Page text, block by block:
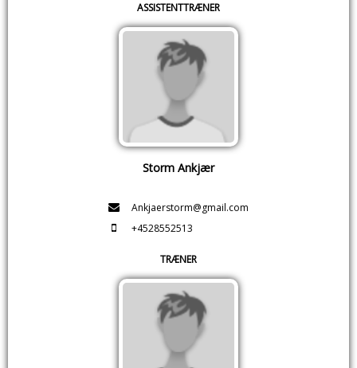
ASSISTENTTRÆNER
Storm Ankjær
Ankjaerstorm@gmail.com
+4528552513
TRÆNER